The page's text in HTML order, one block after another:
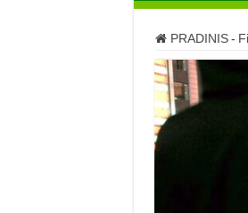
PRADINIS -